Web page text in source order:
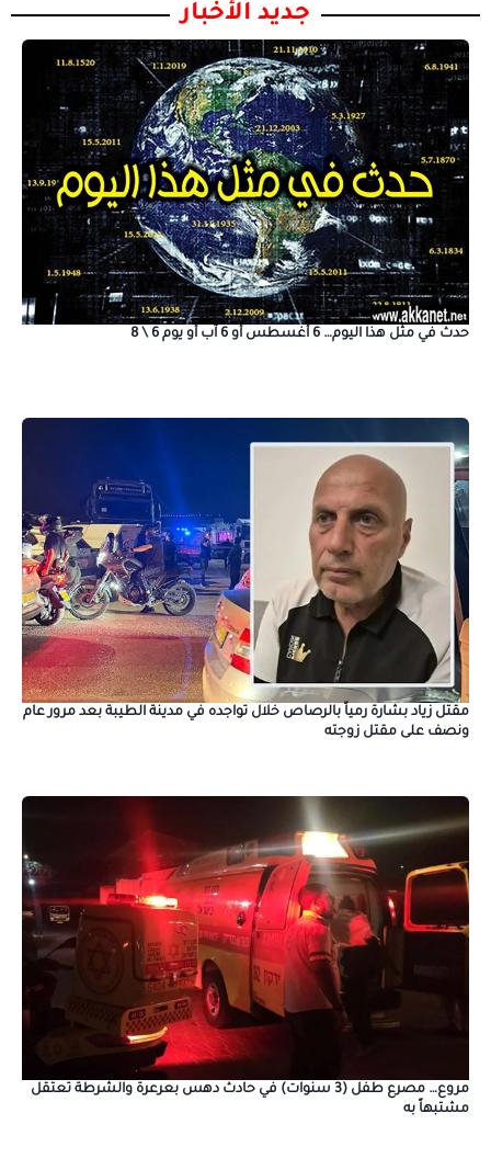
جديد الأخبار
حدث في مثل هذا اليوم… 6 أغسطس أو 6 آب أو يوم 6 \ 8
مقتل زياد بشارة رمياً بالرصاص خلال تواجده في مدينة الطيبة بعد مرور عام
ونصف على مقتل زوجته
مروع… مصرع طفل (3 سنوات) في حادث دهس بعرعرة والشرطة تعتقل
مشتبهاً به